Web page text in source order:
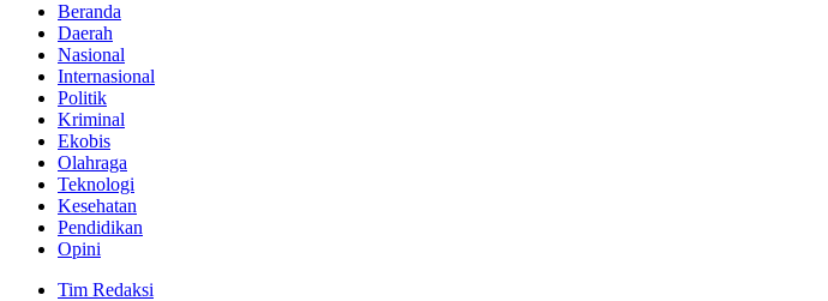
Beranda
Daerah
Nasional
Internasional
Politik
Kriminal
Ekobis
Olahraga
Teknologi
Kesehatan
Pendidikan
Opini
Tim Redaksi